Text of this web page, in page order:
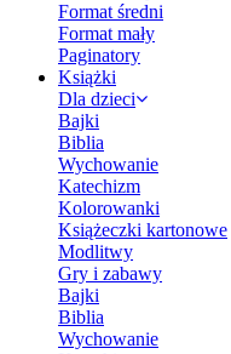
Format średni
Format mały
Paginatory
Książki
Dla dzieci
Bajki
Biblia
Wychowanie
Katechizm
Kolorowanki
Książeczki kartonowe
Modlitwy
Gry i zabawy
Bajki
Biblia
Wychowanie